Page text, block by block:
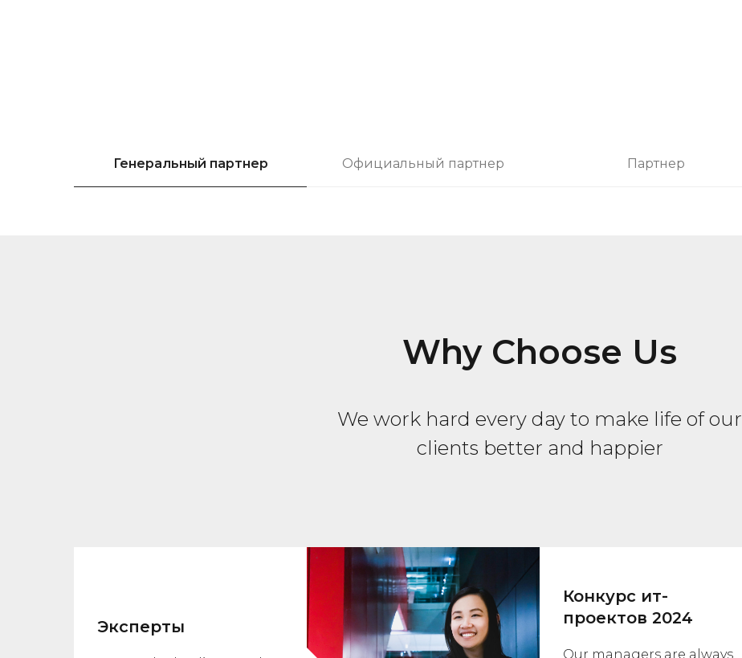
Генеральный партнер Официальный партнер Партнер
Why Choose Us
We work hard every day to make life of our
clients better and happier
Эксперты
Конкурс ит-
проектов 2024
Our managers are always